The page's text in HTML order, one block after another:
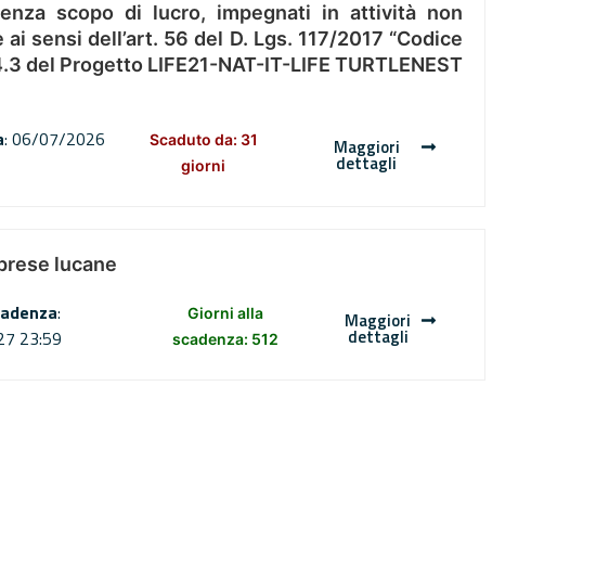
scopo di lucro, impegnati in attività non
sensi dell’art. 56 del D. Lgs. 117/2017 “Codice
Progetto LIFE21-NAT-IT-LIFE TURTLENEST
: 06/07/2026
Scaduto da: 31
giorni
Maggiori
dettagli
lucane
:
23:59
Giorni alla
scadenza: 512
Maggiori
dettagli